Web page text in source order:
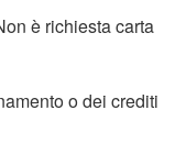
è richiesta carta
o dei crediti